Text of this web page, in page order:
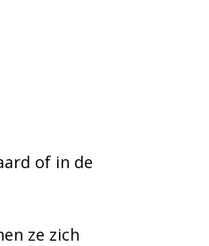
of in de
ze zich